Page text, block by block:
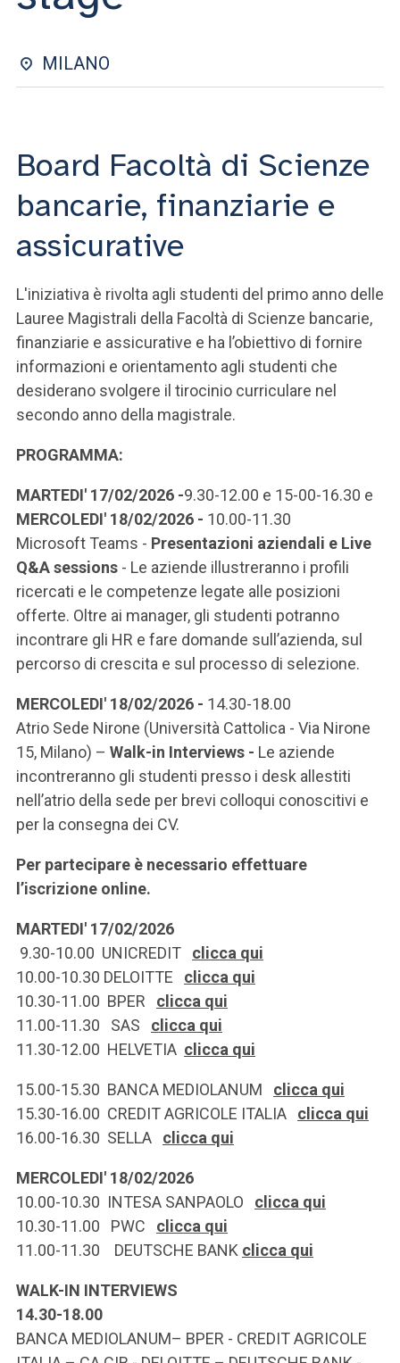
ACCEDI A CLOUDMAIL
MILANO
Board Facoltà di Scienze
bancarie, finanziarie e
assicurative
L'iniziativa è rivolta agli studenti del primo anno delle
Lauree Magistrali della Facoltà di Scienze bancarie,
finanziarie e assicurative e ha l’obiettivo di fornire
informazioni e orientamento agli studenti che
desiderano svolgere il tirocinio curriculare nel
secondo anno della magistrale.
PROGRAMMA:
MARTEDI' 17/02/2026 -9.30-12.00 e 15-00-16.30 e
MERCOLEDI' 18/02/2026 - 10.00-11.30
Microsoft Teams - Presentazioni aziendali e Live
Q&A sessions - Le aziende illustreranno i profili
ricercati e le competenze legate alle posizioni
offerte. Oltre ai manager, gli studenti potranno
incontrare gli HR e fare domande sull’azienda, sul
percorso di crescita e sul processo di selezione.
MERCOLEDI' 18/02/2026 - 14.30-18.00
Atrio Sede Nirone (Università Cattolica - Via Nirone
15, Milano) – Walk-in Interviews - Le aziende
incontreranno gli studenti presso i desk allestiti
nell’atrio della sede per brevi colloqui conoscitivi e
per la consegna dei CV.
Per partecipare è necessario effettuare
l’iscrizione online.
MARTEDI' 17/02/2026
9.30-10.00 UNICREDIT clicca qui
10.00-10.30 DELOITTE clicca qui
10.30-11.00 BPER clicca qui
11.00-11.30 SAS clicca qui
11.30-12.00 HELVETIA clicca qui
15.00-15.30 BANCA MEDIOLANUM clicca qui
15.30-16.00 CREDIT AGRICOLE ITALIA clicca qui
16.00-16.30 SELLA clicca qui
MERCOLEDI' 18/02/2026
10.00-10.30 INTESA SANPAOLO
clicca qui
10.30-11.00 PWC clicca qui
11.00-11.30 DEUTSCHE BANK clicca qui
WALK-IN INTERVIEWS
14.30-18.00
BANCA MEDIOLANUM– BPER - CREDIT AGRICOLE